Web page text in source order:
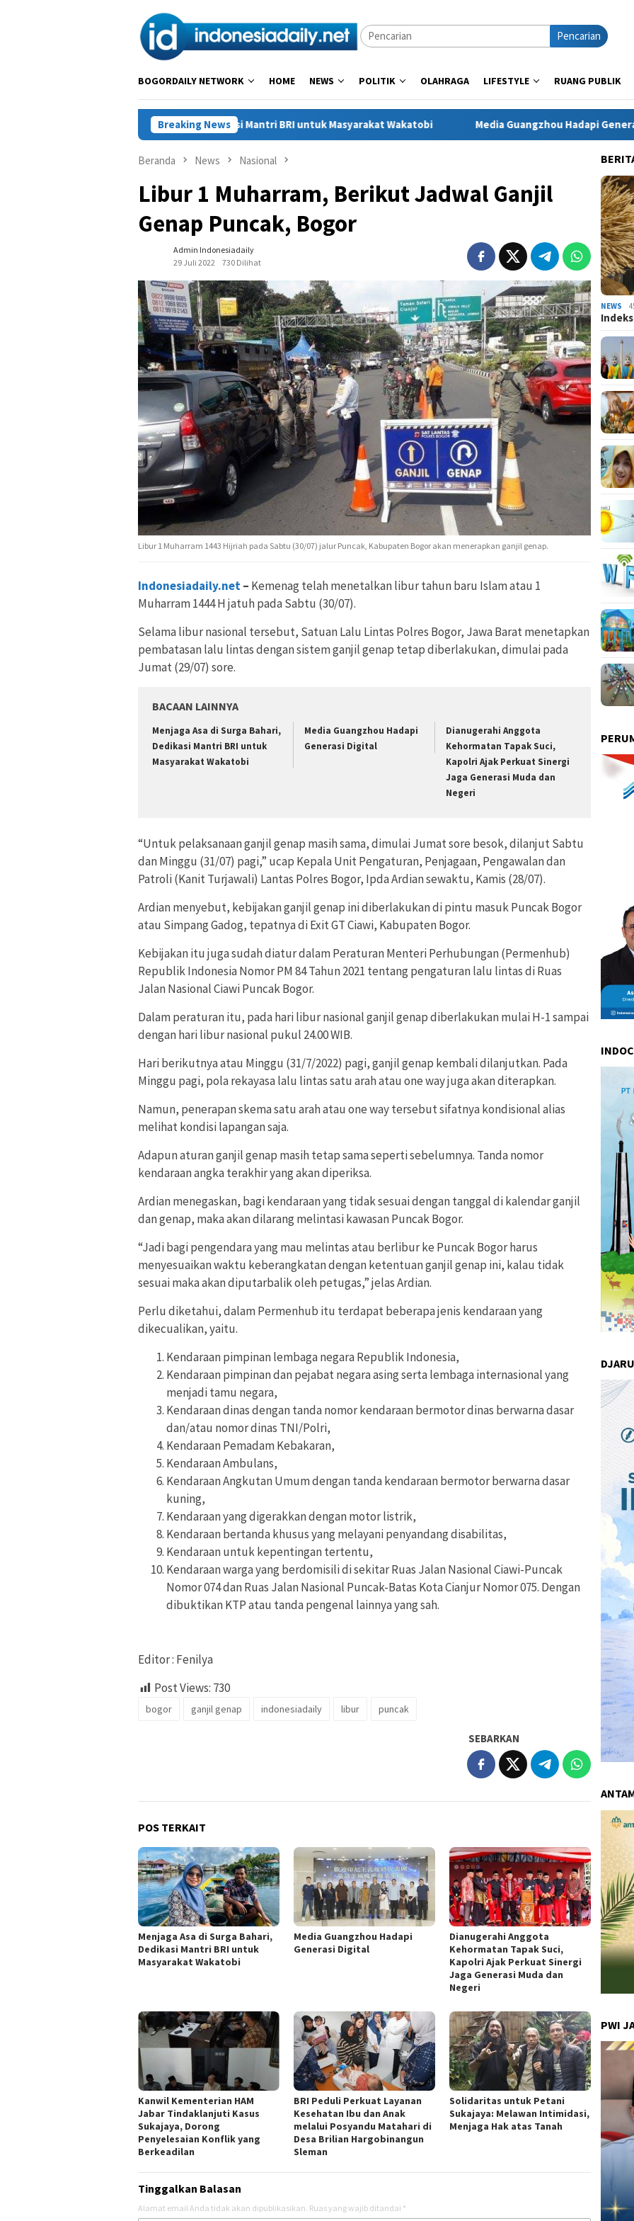
Pencarian
BOGORDAILY NETWORK HOME NEWS POLITIK OLAHRAGA LIFESTYLE RUANG PUBLIK
Breaking News
Asa di Surga Bahari, Dedikasi Mantri BRI untuk Masyarakat Wakatobi Media Guangzhou Hadapi Generasi Digital
Beranda News Nasional
Libur 1 Muharram, Berikut Jadwal Ganjil
Genap Puncak, Bogor
Admin Indonesiadaily
29 Juli 2022
730 Dilihat
Libur 1 Muharram 1443 Hijriah pada Sabtu (30/07) jalur Puncak, Kabupaten Bogor akan menerapkan ganjil genap.
Indonesiadaily.net– Kemenag telah menetalkan libur tahun baru Islam atau 1
Muharram 1444 H jatuh pada Sabtu (30/07).
Selama libur nasional tersebut, Satuan Lalu Lintas Polres Bogor, Jawa Barat menetapkan
pembatasan lalu lintas dengan sistem ganjil genap tetap diberlakukan, dimulai pada
Jumat (29/07) sore.
BACAAN LAINNYA
Menjaga Asa di Surga Bahari,
Dedikasi Mantri BRI untuk
Masyarakat Wakatobi
Media Guangzhou Hadapi
Generasi Digital
Dianugerahi Anggota
Kehormatan Tapak Suci,
Kapolri Ajak Perkuat Sinergi
Jaga Generasi Muda dan
Negeri
“Untuk pelaksanaan ganjil genap masih sama, dimulai Jumat sore besok, dilanjut Sabtu
dan Minggu (31/07) pagi,” ucap Kepala Unit Pengaturan, Penjagaan, Pengawalan dan
Patroli (Kanit Turjawali) Lantas Polres Bogor, Ipda Ardian sewaktu, Kamis (28/07).
Ardian menyebut, kebijakan ganjil genap ini diberlakukan di pintu masuk Puncak Bogor
atau Simpang Gadog, tepatnya di Exit GT Ciawi, Kabupaten Bogor.
Kebijakan itu juga sudah diatur dalam Peraturan Menteri Perhubungan (Permenhub)
Republik Indonesia Nomor PM 84 Tahun 2021 tentang pengaturan lalu lintas di Ruas
Jalan Nasional Ciawi Puncak Bogor.
Dalam peraturan itu, pada hari libur nasional ganjil genap diberlakukan mulai H-1 sampai
dengan hari libur nasional pukul 24.00 WIB.
Hari berikutnya atau Minggu (31/7/2022) pagi, ganjil genap kembali dilanjutkan. Pada
Minggu pagi, pola rekayasa lalu lintas satu arah atau one way juga akan diterapkan.
Namun, penerapan skema satu arah atau one way tersebut sifatnya kondisional alias
melihat kondisi lapangan saja.
Adapun aturan ganjil genap masih tetap sama seperti sebelumnya. Tanda nomor
kendaraan angka terakhir yang akan diperiksa.
Ardian menegaskan, bagi kendaraan yang tidak sesuai dengan tanggal di kalendar ganjil
dan genap, maka akan dilarang melintasi kawasan Puncak Bogor.
“Jadi bagi pengendara yang mau melintas atau berlibur ke Puncak Bogor harus
menyesuaikan waktu keberangkatan dengan ketentuan ganjil genap ini, kalau tidak
sesuai maka akan diputarbalik oleh petugas,” jelas Ardian.
Perlu diketahui, dalam Permenhub itu terdapat beberapa jenis kendaraan yang
dikecualikan, yaitu.
Kendaraan pimpinan lembaga negara Republik Indonesia,
Kendaraan pimpinan dan pejabat negara asing serta lembaga internasional yang
menjadi tamu negara,
Kendaraan dinas dengan tanda nomor kendaraan bermotor dinas berwarna dasar
dan/atau nomor dinas TNI/Polri,
Kendaraan Pemadam Kebakaran,
Kendaraan Ambulans,
Kendaraan Angkutan Umum dengan tanda kendaraan bermotor berwarna dasar
kuning,
Kendaraan yang digerakkan dengan motor listrik,
Kendaraan bertanda khusus yang melayani penyandang disabilitas,
Kendaraan untuk kepentingan tertentu,
Kendaraan warga yang berdomisili di sekitar Ruas Jalan Nasional Ciawi-Puncak
Nomor 074 dan Ruas Jalan Nasional Puncak-Batas Kota Cianjur Nomor 075. Dengan
dibuktikan KTP atau tanda pengenal lainnya yang sah.
Editor : Fenilya
Post Views: 730
bogor ganjil genap indonesiadaily libur puncak
SEBARKAN
POS TERKAIT
Menjaga Asa di Surga Bahari,
Dedikasi Mantri BRI untuk
Masyarakat Wakatobi
Media Guangzhou Hadapi
Generasi Digital
Dianugerahi Anggota
Kehormatan Tapak Suci,
Kapolri Ajak Perkuat Sinergi
Jaga Generasi Muda dan
Negeri
Kanwil Kementerian HAM
Jabar Tindaklanjuti Kasus
Sukajaya, Dorong
Penyelesaian Konflik yang
Berkeadilan
BRI Peduli Perkuat Layanan
Kesehatan Ibu dan Anak
melalui Posyandu Matahari di
Desa Brilian Hargobinangun
Sleman
Solidaritas untuk Petani
Sukajaya: Melawan Intimidasi,
Menjaga Hak atas Tanah
Tinggalkan Balasan
Alamat email Anda tidak akan dipublikasikan. Ruas yang wajib ditandai *
NEWS
PWI